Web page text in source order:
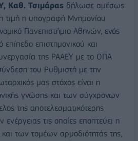
Καθ. Τσιμάρας δήλωσε αμέσως
τιμή η υπογραφή Μνημονίου
Πανεπιστήμιο Αθηνών, ενός
επιστημονικού και
της ΡΑΑΕΥ με το ΟΠΑ
του Ρυθμιστή με την
μας στόχος είναι η
γνώσης και των σύγχρονων
της αποτελεσματικότερης
τις οποίες εποπτεύει η
των τομέων αρμοδιότητάς της,